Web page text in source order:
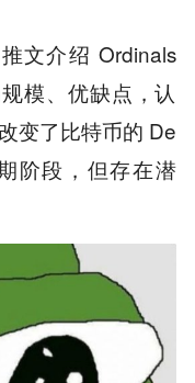
文介绍 Ordinals
模、优缺点，认
变了比特币的 De
阶段，但存在潜